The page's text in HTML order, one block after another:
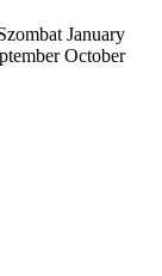
January
October